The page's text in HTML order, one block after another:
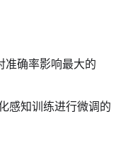
准确率影响最大的
感知训练进行微调的